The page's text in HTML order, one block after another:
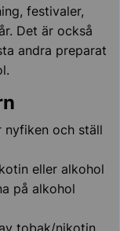
festivaler,
Det är också
andra preparat
nyfiken och ställ
eller alkohol
på alkohol
tobak/nikotin,